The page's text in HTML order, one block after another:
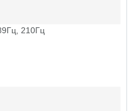
210Гц